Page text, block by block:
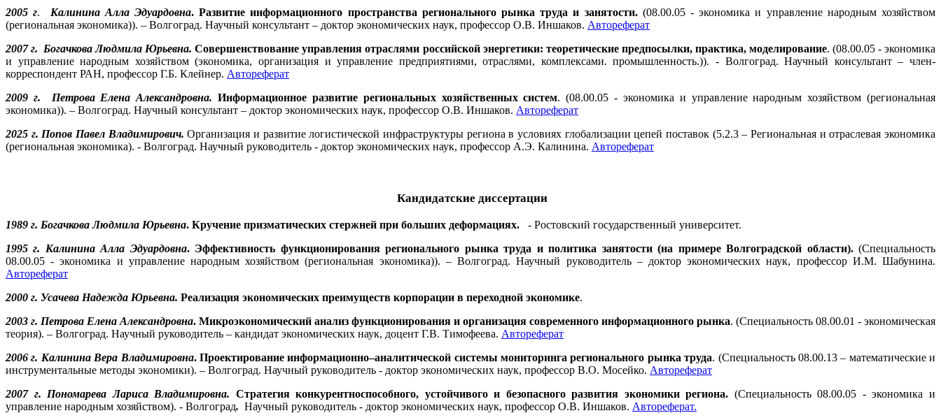
2005 г. Калинина Алла Эдуардовна. Развитие информационного пространства регионального рынка труда и занятости.(08.00.05 - экономика и управление народным хозяйством
(региональная экономика)). – Волгоград. Научный консультант – доктор экономических наук, профессор О.В. Иншаков. Автореферат
2007 г. Богачкова Людмила Юрьевна.Совершенствование управления отраслями российской энергетики: теоретические предпосылки, практика, моделирование. (08.00.05 - экономика
и управление народным хозяйством (экономика, организация и управление предприятиями, отраслями, комплексами. промышленность.)). - Волгоград. Научный консультант – член-
корреспондент РАН, профессор Г.Б. Клейнер. Автореферат
2009 г.
Петрова Елена Александровна.Информационное развитие региональных хозяйственных систем. (08.00.05 - экономика и управление народным хозяйством (региональная
экономика)). – Волгоград. Научный консультант – доктор экономических наук, профессор О.В. Иншаков. Автореферат
2025 г. Попов Павел Владимирович.Организация и развитие логистической инфраструктуры региона в условиях глобализации цепей поставок (5.2.3 – Региональная и отраслевая экономика
(региональная экономика). - Волгоград. Научный руководитель - доктор экономических наук, профессор А.Э. Калинина. Автореферат
Кандидатские диссертации
1989 г. Богачкова Людмила Юрьевна. Кручение призматических стержней при больших деформациях. - Ростовский государственный университет.
1995 г. Калинина Алла Эдуардовна. Эффективность функционирования регионального рынка труда и политика занятости (на примере Волгоградской области).(Специальность
08.00.05 - экономика и управление народным хозяйством (региональная экономика)). – Волгоград. Научный руководитель – доктор экономических наук, профессор И.М. Шабунина.
Автореферат
2000 г. Усачева Надежда Юрьевна. Реализация экономических преимуществ корпорации в переходной экономике.
2003 г. Петрова Елена Александровна. Микроэкономический анализ функционирования и организация современного информационного рынка. (Специальность 08.00.01 - экономическая
теория). – Волгоград. Научный руководитель – кандидат экономических наук, доцент Г.В. Тимофеева. Автореферат
2006 г. Калинина Вера Владимировна. Проектирование информационно–аналитической системы мониторинга регионального рынка труда. (Специальность 08.00.13 – математические и
инструментальные методы экономики). – Волгоград. Научный руководитель - доктор экономических наук, профессор В.О. Мосейко. Автореферат
2007 г. Пономарева Лариса Владимировна. Стратегия конкурентноспособного, устойчивого и безопасного развития экономики региона. (Специальность 08.00.05 - экономика и
управление народным хозяйством). - Волгоград. Научный руководитель - доктор экономических наук, профессор О.В. Иншаков. Автореферат.